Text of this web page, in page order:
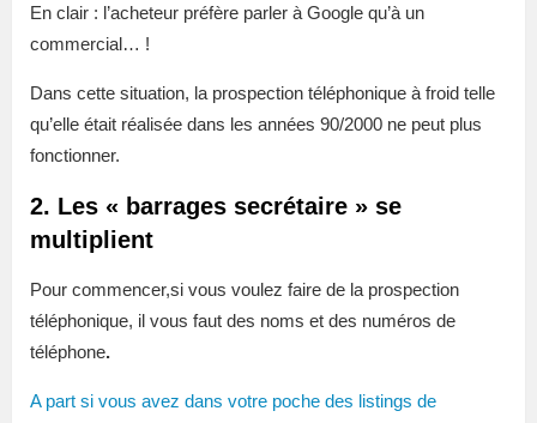
En clair : l’acheteur préfère parler à Google qu’à un
commercial… !
Dans cette situation, la prospection téléphonique à froid telle
qu’elle était réalisée dans les années 90/2000 ne peut plus
fonctionner.
2. Les « barrages secrétaire » se
multiplient
Pour commencer,si vous voulez faire de la prospection
téléphonique, il vous faut des noms et des numéros de
téléphone.
A part si vous avez dans votre poche des listings de